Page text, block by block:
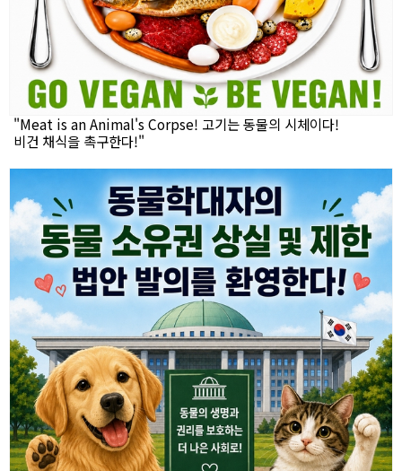
"Meat is an Animal's Corpse! 고기는 동물의 시체이다!
비건 채식을 촉구한다!"